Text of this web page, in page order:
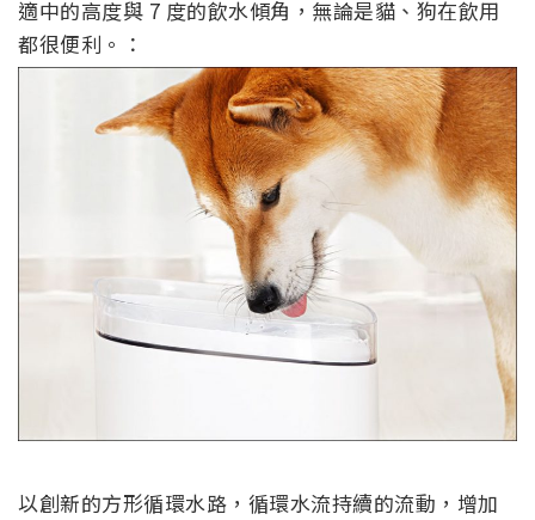
適中的高度與 7 度的飲水傾角，無論是貓、狗在飲用
都很便利。：
以創新的方形循環水路，循環水流持續的流動，增加